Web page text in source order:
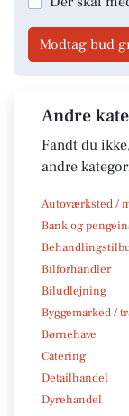
Modtag bud
Andre
Fandt du
andre
Autoværksted /
Bank og
Bilforhandler
Biludlejning
Byggemarked /
Børnehave
Catering
Detailhandel
Dyrehandel